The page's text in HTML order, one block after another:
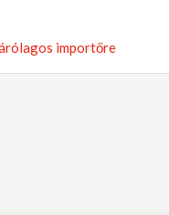
importőre